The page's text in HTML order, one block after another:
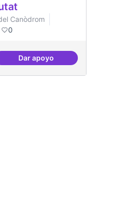
Canòdrom
0
Dar apoyoPilot guifinet nivell